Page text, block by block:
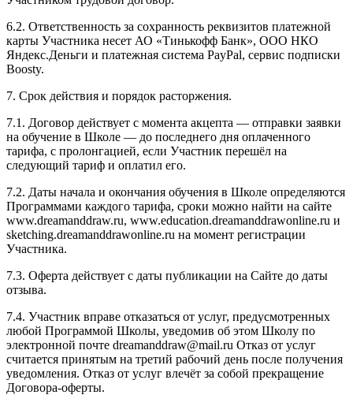
6.2. Ответственность за сохранность реквизитов платежной
карты Участника несет АО «Тинькофф Банк», ООО НКО
Яндекс.Деньги и платежная система PayPal, сервис подписки
Boosty.
7. Срок действия и порядок расторжения.
7.1. Договор действует с момента акцепта — отправки заявки
на обучение в Школе — до последнего дня оплаченного
тарифа, с пролонгацией, если Участник перешёл на
следующий тариф и оплатил его.
7.2. Даты начала и окончания обучения в Школе определяются
Программами каждого тарифа, сроки можно найти на сайте
www.dreamanddraw.ru, www.education.dreamanddrawonline.ru и
sketching.dreamanddrawonline.ru на момент регистрации
Участника.
7.3. Оферта действует с даты публикации на Сайте до даты
отзыва.
7.4. Участник вправе отказаться от услуг, предусмотренных
любой Программой Школы, уведомив об этом Школу по
электронной почте dreamanddraw@mail.ru Отказ от услуг
считается принятым на третий рабочий день после получения
уведомления. Отказ от услуг влечёт за собой прекращение
Договора-оферты.